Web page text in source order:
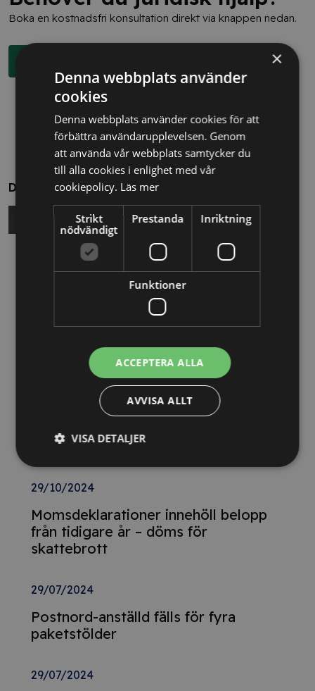
Boka en kostnadsfri konsultation direkt via knappen nedan.
Dela
Relaterade nyheter
Nya Världsbanksregler öppnar för
svenska företag – lär dig vinna
upphandlingar med våra nya kurser
Detta innebär
Tillgänglighetsdirektivet
29/10/2024
Momsdeklarationer innehöll belopp
från tidigare år – döms för
skattebrott
29/07/2024
Postnord-anställd fälls för fyra
paketstölder
29/07/2024
×
Denna webbplats använder
cookies
Denna webbplats använder cookies för att
förbättra användarupplevelsen. Genom
att använda vår webbplats samtycker du
till alla cookies i enlighet med vår
cookiepolicy. Läs mer
Strikt
nödvändigt
Prestanda Inriktning
Funktioner
ACCEPTERA ALLA
AVVISA ALLT
VISA DETALJER